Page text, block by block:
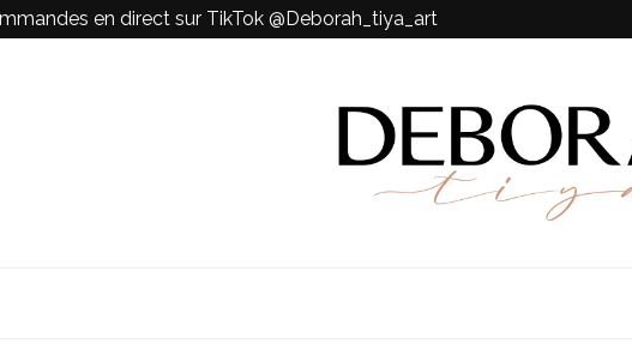
en direct sur TikTok @Deborah_tiya_art